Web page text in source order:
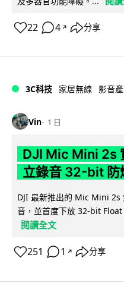
22 4 ↗ 分享
3C科技 家居無線 影音
Vin 1 日
DJI Mic Mini 2s
立錄音 32-bit 防
DJI 最新推出的 Mic Mini 2s
音，並首度下放 32-bit
閱讀全文
251 1 ↗ 分享